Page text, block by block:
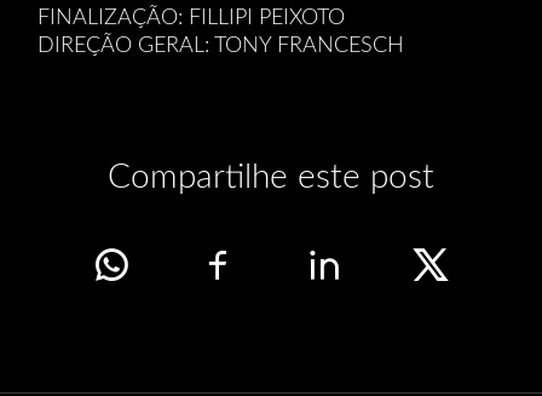
FINALIZAÇÃO: FILLIPI PEIXOTO
DIREÇÃO GERAL: TONY FRANCESCH
Compartilhe este post